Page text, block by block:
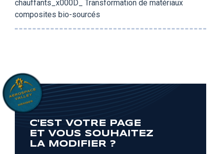
chauffants_x000D_ Transformation de matériaux
composites bio-sourcés
C'EST VOTRE PAGE
ET VOUS SOUHAITEZ
LA MODIFIER ?